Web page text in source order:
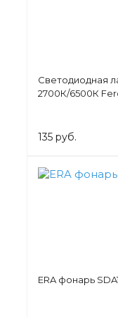
Светодиодная
2700К/6500К
135 руб.
ERA фонарь